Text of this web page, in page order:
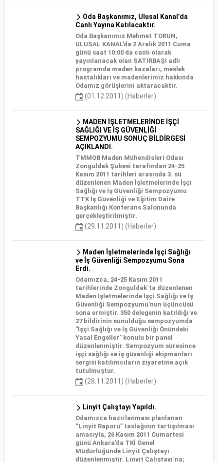
Oda Başkanımız, Ulusal Kanal’da
Canlı Yayına Katılacaktır.
Oda Başkanımız Mehmet TORUN,
ULUSAL KANAL’da 2 Aralık 2011 Cuma
günü saat 10:00 da canlı olarak
yayınlanacak olan SATIRBAŞI adlı
programda maden kazaları, meslek
hastalıkları ve madenlerimiz hakkında
Odamız görüşlerini aktaracaktır.
(01.12.2011) (Haberler)
MADEN İŞLETMELERİNDE İŞÇİ
SAĞLIĞI VE İŞ GÜVENLİĞİ
SEMPOZYUMU SONUÇ BİLDİRGESİ
AÇIKLANDI.
TMMOB Maden Mühendisleri Odası
Zonguldak Şubesi tarafından 24-25
Kasım 2011 tarihleri arasında 3. sü
düzenlenen Maden İşletmelerinde İşçi
Sağlığı ve İş Güvenliği Sempozyumu
TTK İş Güvenliği ve Eğitim Daire
Başkanlığı Konferans Salonunda
gerçekleştirilmiştir.
(29.11.2011) (Haberler)
Maden İşletmelerinde İşçi Sağlığı
ve İş Güvenliği Sempozyumu Sona
Erdi.
Odamızca, 24-25 Kasım 2011
tarihlerinde Zonguldak`ta düzenlenen
Maden İşletmelerinde İşçi Sağlığı ve İş
Güvenliği Sempozyumu’nun üçüncüsü
sona ermiştir. 350 delegenin katıldığı ve
27 bildirinin sunulduğu sempozyumda
"İşçi Sağlığı ve İş Güvenliği Önündeki
Yasal Engeller" konulu bir panel
düzenlenmiştir. Sempozyum süresince
işçi sağlığı ve iş güvenliği ekipmanları
sergisi katılımcıların ziyaretine açık
tutulmuştur.
(28.11.2011) (Haberler)
Linyit Çalıştayı Yapıldı.
Odamızca hazırlanması planlanan
“Linyit Raporu” taslağının tartışılması
amacıyla, 26 Kasım 2011 Cumartesi
günü Ankara’da TKİ Genel
Müdürlüğünde Linyit Çalıştayı
düzenlenmiştir. Linyit Çalıştayı`na;